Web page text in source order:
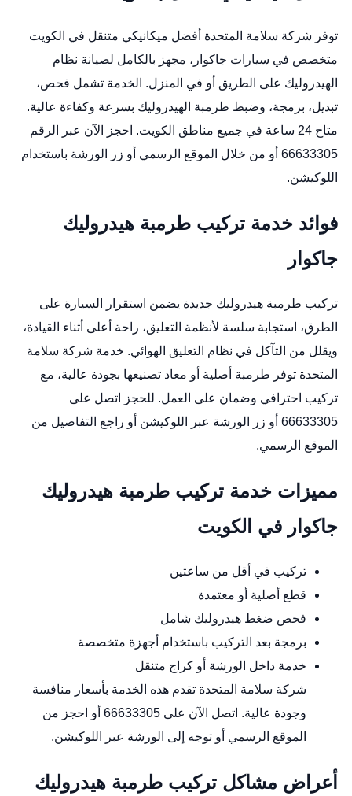
توفر شركة سلامة المتحدة أفضل ميكانيكي متنقل في الكويت
متخصص في سيارات جاكوار، مجهز بالكامل لصيانة نظام
الهيدروليك على الطريق أو في المنزل. الخدمة تشمل فحص،
تبديل، برمجة، وضبط طرمبة الهيدروليك بسرعة وكفاءة عالية.
متاح 24 ساعة في جميع مناطق الكويت. احجز الآن عبر الرقم
66633305 أو من خلال
الموقع الرسمي أو زر الورشة باستخدام
اللوكيشن.
فوائد خدمة تركيب طرمبة هيدروليك
جاكوار
تركيب طرمبة هيدروليك جديدة يضمن استقرار السيارة على
الطرق، استجابة سلسة لأنظمة التعليق، راحة أعلى أثناء القيادة،
ويقلل من التآكل في نظام التعليق الهوائي. خدمة شركة سلامة
المتحدة توفر طرمبة أصلية أو معاد تصنيعها بجودة عالية، مع
تركيب احترافي وضمان على العمل. للحجز اتصل على
66633305 أو زر الورشة عبر
اللوكيشن أو راجع التفاصيل من
الموقع الرسمي.
مميزات خدمة تركيب طرمبة هيدروليك
جاكوار في الكويت
تركيب في أقل من ساعتين
قطع أصلية أو معتمدة
فحص ضغط هيدروليك شامل
برمجة بعد التركيب باستخدام أجهزة متخصصة
خدمة داخل الورشة أو كراج متنقل
شركة سلامة المتحدة تقدم هذه الخدمة بأسعار منافسة
وجودة عالية. اتصل الآن على 66633305 أو احجز من
الموقع الرسمي أو توجه إلى الورشة عبر اللوكيشن.
أعراض مشاكل تركيب طرمبة هيدروليك